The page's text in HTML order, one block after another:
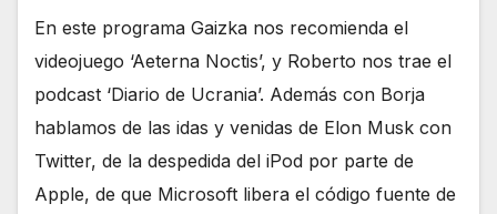
En este programa Gaizka nos recomienda el
videojuego ‘Aeterna Noctis’, y Roberto nos trae el
podcast ‘Diario de Ucrania’. Además con Borja
hablamos de las idas y venidas de Elon Musk con
Twitter, de la despedida del iPod por parte de
Apple, de que Microsoft libera el código fuente de